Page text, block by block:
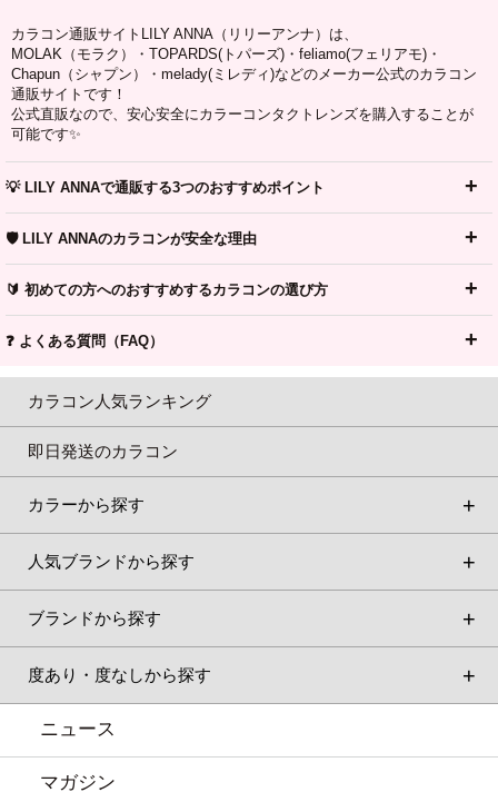
カラコン通販サイトLILY ANNA（リリーアンナ）は、
MOLAK（モラク）・TOPARDS(トパーズ)・feliamo(フェリアモ)・
Chapun（シャプン）・melady(ミレディ)などのメーカー公式のカラコン
通販サイトです！
公式直販なので、安心安全にカラーコンタクトレンズを購入することが
可能です✨
💡 LILY ANNAで通販する3つのおすすめポイント
🛡️ LILY ANNAのカラコンが安全な理由
🔰 初めての方へのおすすめするカラコンの選び方
❓ よくある質問（FAQ）
カラコン人気ランキング
即日発送のカラコン
カラーから探す
人気ブランドから探す
ブランドから探す
度あり・度なしから探す
ニュース
マガジン